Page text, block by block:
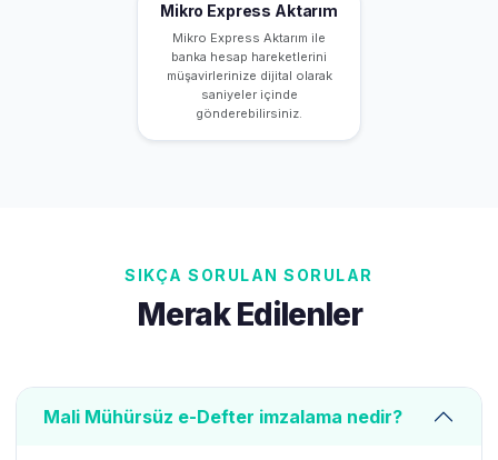
Mikro Express Aktarım
Mikro Express Aktarım ile
banka hesap hareketlerini
müşavirlerinize dijital olarak
saniyeler içinde
gönderebilirsiniz.
SIKÇA SORULAN SORULAR
Merak Edilenler
Mali Mühürsüz e-Defter imzalama nedir?